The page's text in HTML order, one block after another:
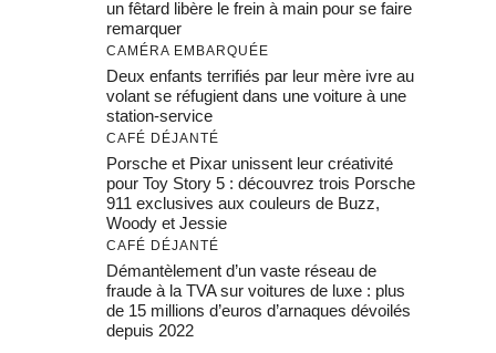
un fêtard libère le frein à main pour se faire
remarquer
CAMÉRA EMBARQUÉE
Deux enfants terrifiés par leur mère ivre au
volant se réfugient dans une voiture à une
station-service
CAFÉ DÉJANTÉ
Porsche et Pixar unissent leur créativité
pour Toy Story 5 : découvrez trois Porsche
911 exclusives aux couleurs de Buzz,
Woody et Jessie
CAFÉ DÉJANTÉ
Démantèlement d’un vaste réseau de
fraude à la TVA sur voitures de luxe : plus
de 15 millions d’euros d’arnaques dévoilés
depuis 2022